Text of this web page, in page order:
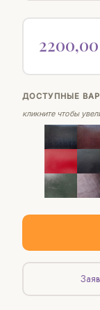
ДОСТУПНЫЕ
кликните чтобы